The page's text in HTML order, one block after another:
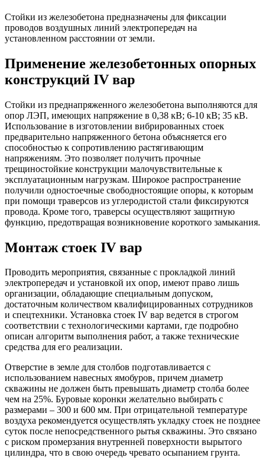
Стойки из железобетона предназначены для фиксации
проводов воздушных линий электропередач на
установленном расстоянии от земли.
Применение железобетонных опорных
конструкций IV вар
Стойки из преднапряженного железобетона выполняются для
опор ЛЭП, имеющих напряжение в 0,38 кВ; 6-10 кВ; 35 кВ.
Использование в изготовлении вибрированных стоек
предварительно напряженного бетона объясняется его
способностью к сопротивлению растягивающим
напряжениям. Это позволяет получить прочные
трещиностойкие конструкции малочувствительные к
эксплуатационным нагрузкам. Широкое распространение
получили одностоечные свободностоящие опоры, к которым
при помощи траверсов из углеродистой стали фиксируются
провода. Кроме того, траверсы осуществляют защитную
функцию, предотвращая возникновение короткого замыкания.
Монтаж стоек IV вар
Проводить мероприятия, связанные с прокладкой линий
электропередач и установкой их опор, имеют право лишь
организации, обладающие специальным допуском,
достаточным количеством квалифицированных сотрудников
и спецтехники. Установка стоек IV вар ведется в строгом
соответствии с технологическими картами, где подробно
описан алгоритм выполнения работ, а также технические
средства для его реализации.
Отверстие в земле для столбов подготавливается с
использованием навесных ямобуров, причем диаметр
скважины не должен быть превышать диаметр столба более
чем на 25%. Буровые коронки желательно выбирать с
размерами – 300 и 600 мм. При отрицательной температуре
воздуха рекомендуется осуществлять укладку стоек не позднее
суток после непосредственного рытья скважины. Это связано
с риском промерзания внутренней поверхности вырытого
цилиндра, что в свою очередь чревато осыпанием грунта.